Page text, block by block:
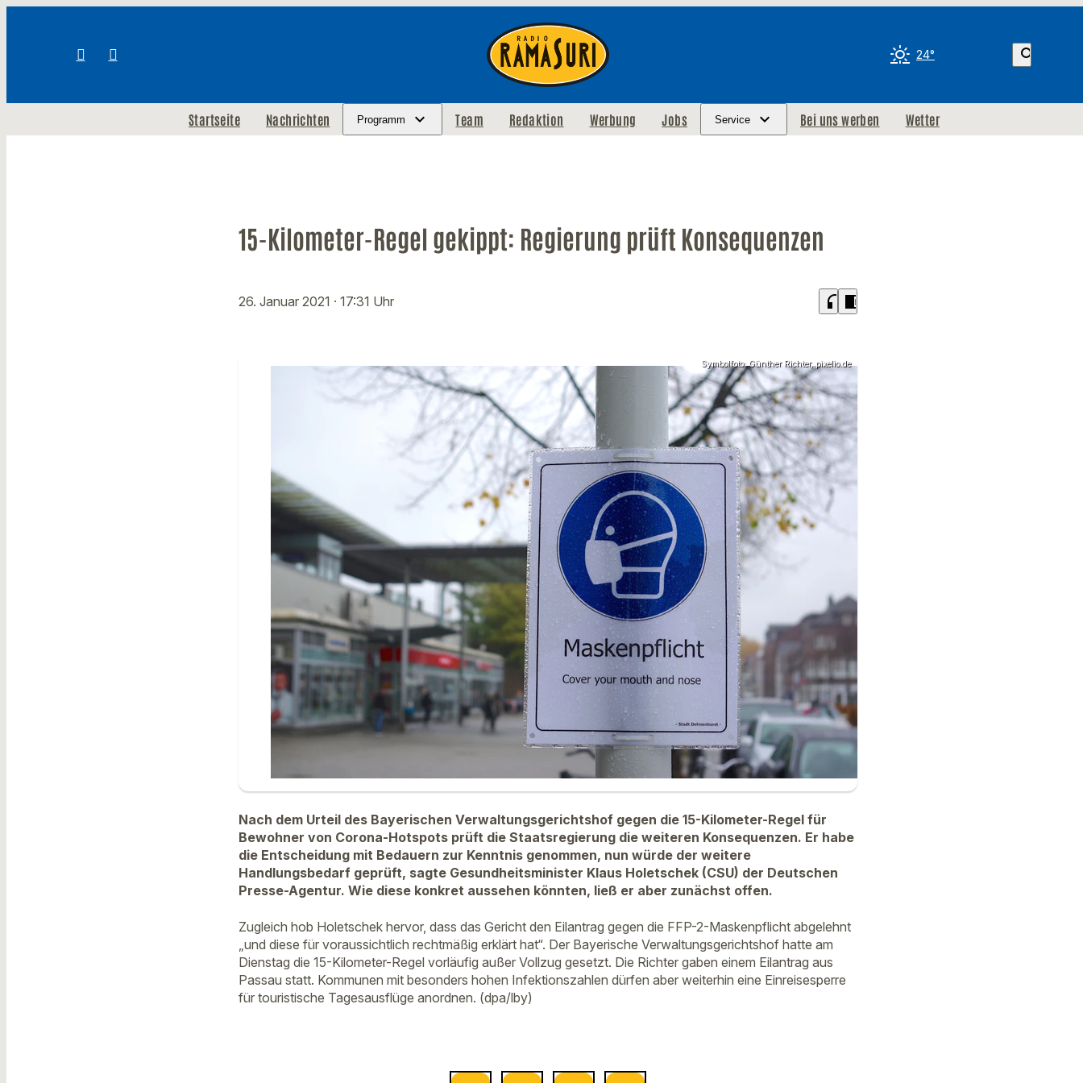
24° search
Startseite Nachrichten Programm Team Redaktion Werbung Jobs Service Bei uns werben Wetter
15-Kilometer-Regel gekippt: Regierung prüft Konsequenzen
26. Januar 2021 · 17:31 Uhr headphones chrome_reader_mode
Symbolfoto: Günther Richter, pixelio.de
Nach dem Urteil des Bayerischen Verwaltungsgerichtshof gegen die 15-Kilometer-Regel für
Bewohner von Corona-Hotspots prüft die Staatsregierung die weiteren Konsequenzen. Er habe
die Entscheidung mit Bedauern zur Kenntnis genommen, nun würde der weitere
Handlungsbedarf geprüft, sagte Gesundheitsminister Klaus Holetschek (CSU) der Deutschen
Presse-Agentur. Wie diese konkret aussehen könnten, ließ er aber zunächst offen.
Zugleich hob Holetschek hervor, dass das Gericht den Eilantrag gegen die FFP-2-Maskenpflicht abgelehnt
„und diese für voraussichtlich rechtmäßig erklärt hat“. Der Bayerische Verwaltungsgerichtshof hatte am
Dienstag die 15-Kilometer-Regel vorläufig außer Vollzug gesetzt. Die Richter gaben einem Eilantrag aus
Passau statt. Kommunen mit besonders hohen Infektionszahlen dürfen aber weiterhin eine Einreisesperre
für touristische Tagesausflüge anordnen. (dpa/lby)